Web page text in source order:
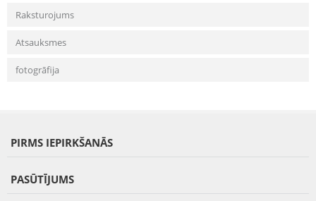
Raksturojums
Atsauksmes
fotogrāfija
PIRMS IEPIRKŠANĀS
PASŪTĪJUMS